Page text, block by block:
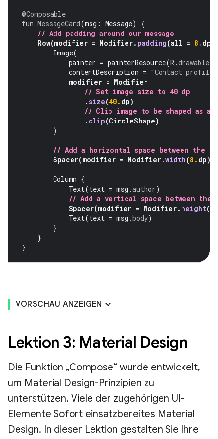
@Composable
fun MessageCard(msg : Message)
{
// Add padding around our message
Row(modifier = Modifier. padding(all = 8. dp
Image(
painter = painterResource(R .drawable
contentDescription = "Contact profile
modifier = Modifier
// Set image size to 40 dp
.size(40. dp)
// Clip image to be shaped as a
. clip(CircleShape)
)
// Add a horizontal space between the
Spacer(modifier = Modifier.width(8. dp))
Column {
Text(text = msg .author)
// Add a vertical space between the
Spacer(modifier = Modifier. height(
Text(text = msg .body)
}
}
}
VORSCHAU ANZEIGEN
Lektion 3: Material Design
Die Funktion „Compose“ wurde entwickelt,
um Material Design-Prinzipien zu
unterstützen. Viele der zugehörigen UI-
Elemente Sofort einsatzbereites Material
Design. In dieser Lektion gestalten Sie Ihre